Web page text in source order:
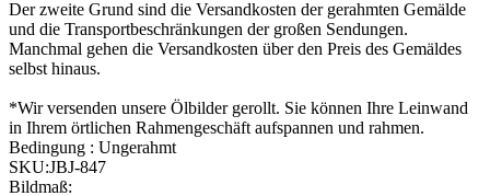
Der zweite Grund sind die Versandkosten der gerahmten Gemälde
und die Transportbeschränkungen der großen Sendungen.
Manchmal gehen die Versandkosten über den Preis des Gemäldes
selbst hinaus.
*Wir versenden unsere Ölbilder gerollt. Sie können Ihre Leinwand
in Ihrem örtlichen Rahmengeschäft aufspannen und rahmen.
Bedingung : Ungerahmt
SKU:JBJ-847
Bildmaß: